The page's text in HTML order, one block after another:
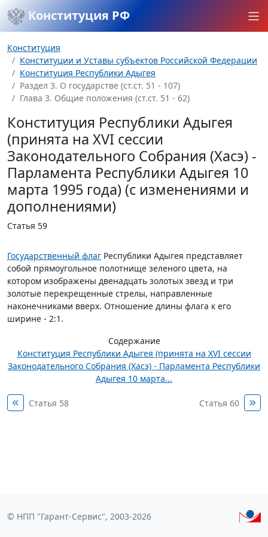
Конституция РФ
Конституция
Конституции и Уставы субъектов Российской Федерации
Конституция Республики Адыгея
Раздел 3. О государстве (ст.ст. 51 - 107)
Глава 3. Общие положения (ст.ст. 51 - 62)
Конституция Республики Адыгея
(принята на XVI сессии
Законодательного Собрания (Хасэ) -
Парламента Республики Адыгея 10
марта 1995 года) (с изменениями и
дополнениями)
Статья 59
Государственный флаг Республики Адыгея представляет
собой прямоугольное полотнище зеленого цвета, на
котором изображены двенадцать золотых звезд и три
золотые перекрещенные стрелы, направленные
наконечниками вверх. Отношение длины флага к его
ширине - 2:1.
Содержание
Конституция Республики Адыгея (принята на XVI сессии
Законодательного Собрания (Хасэ) - Парламента Республики
Адыгея 10 марта...
Статья 58 Статья 60
© НПП "Гарант-Сервис", 2003-2026